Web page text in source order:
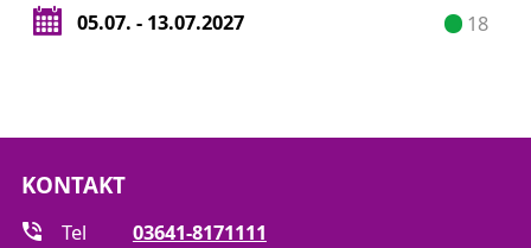
Handlungstraining an der GDRMA (In- und
05.07. - 13.07.2027 18
KONTAKT
Tel
03641-8171111